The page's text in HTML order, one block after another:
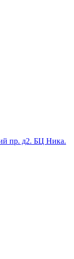
пр. д2. БЦ Ника.